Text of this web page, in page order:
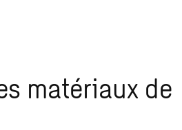
matériaux de